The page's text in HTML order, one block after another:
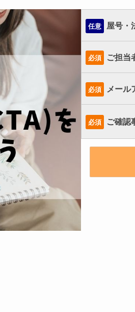
任意 屋号・
必須 ご担当
必須 メール
必須 ご確認